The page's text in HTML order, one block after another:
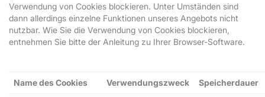
Verwendung von Cookies blockieren. Unter Umständen sind
dann allerdings einzelne Funktionen unseres Angebots nicht
nutzbar. Wie Sie die Verwendung von Cookies blockieren,
entnehmen Sie bitte der Anleitung zu Ihrer Browser-Software.
Name des Cookies Verwendungszweck Speicherdauer